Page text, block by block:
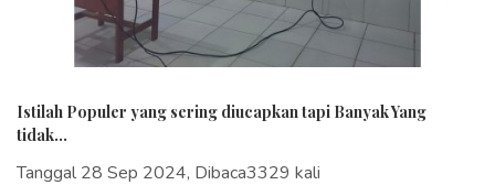
Istilah Populer yang sering diucapkan tapi Banyak Yang
tidak...
Tanggal 28 Sep 2024, Dibaca3329 kali